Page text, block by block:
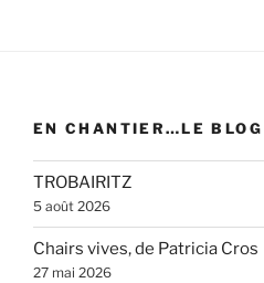
EN CHANTIER…LE BLOG
TROBAIRITZ
5 août 2026
Chairs vives, de Patricia Cros
27 mai 2026